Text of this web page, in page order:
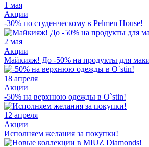
1 мая
Акции
-30% по студенческому в Pelmen House!
2 мая
Акции
Майкияж! До -50% на продукты для
18 апреля
Акции
-50% на верхнюю одежды в O`stin!
12 апреля
Акции
Исполняем желания за покупки!